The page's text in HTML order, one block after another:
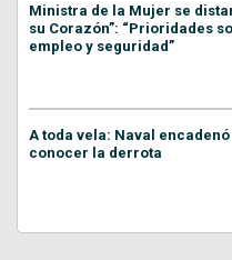
Ministra de la Mujer se
su Corazón”: “Prioridades
empleo y seguridad”
A toda vela: Naval
conocer la derrota